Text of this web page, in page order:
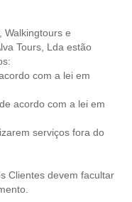
Walkingtours e
Tours, Lda estão
com a lei em
acordo com a lei em
serviços fora do
Clientes devem facultar